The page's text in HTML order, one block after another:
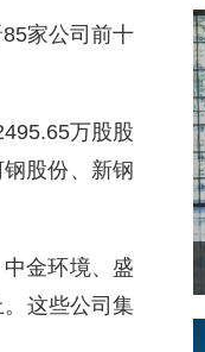
家公司前十
万股股
股份、新钢
金环境、盛
这些公司集
菲律宾：防疫降级